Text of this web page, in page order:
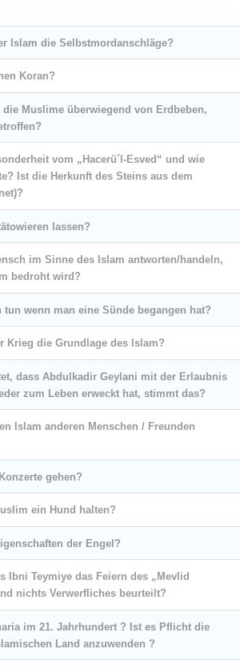
Islam die Selbstmordanschläge?
Koran?
die Muslime überwiegend von Erdbeben,
vom „Hacerü´l-Esved“ und wie
Ist die Herkunft des Steins aus dem
lassen?
im Sinne des Islam antworten/handeln,
bedroht wird?
tun wenn man eine Sünde begangen hat?
Krieg die Grundlage des Islam?
dass Abdulkadir Geylani mit der Erlaubnis
zum Leben erweckt hat, stimmt das?
Islam anderen Menschen / Freunden
gehen?
ein Hund halten?
der Engel?
Ibni Teymiye das Feiern des „Mevlid
nichts Verwerfliches beurteilt?
im 21. Jahrhundert ? Ist es Pflicht die
Land anzuwenden ?